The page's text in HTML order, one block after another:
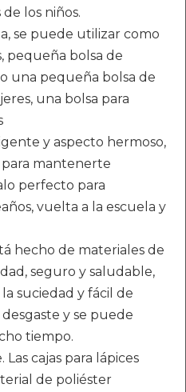
los niños.
se puede utilizar como
pequeña bolsa de
una pequeña bolsa de
una bolsa para
y aspecto hermoso,
mantenerte
perfecto para
vuelta a la escuela y
hecho de materiales de
seguro y saludable,
suciedad y fácil de
y se puede
tiempo.
cajas para lápices
de poliéster